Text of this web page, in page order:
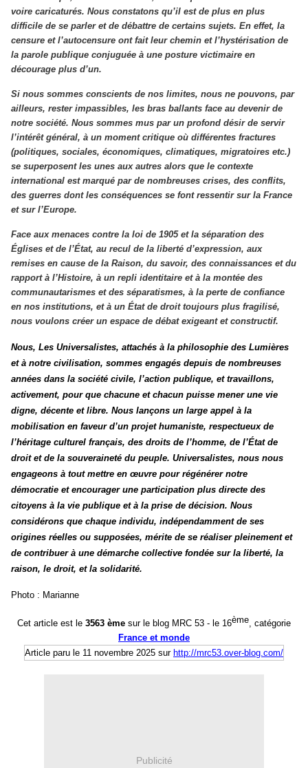
voire caricaturés. Nous constatons qu’il est de plus en plus
difficile de se parler et de débattre de certains sujets. En effet, la
censure et l’autocensure ont fait leur chemin et l’hystérisation de
la parole publique conjuguée à une posture victimaire en
décourage plus d’un.
Si nous sommes conscients de nos limites, nous ne pouvons, par
ailleurs, rester impassibles, les bras ballants face au devenir de
notre société. Nous sommes mus par un profond désir de servir
l’intérêt général, à un moment critique où différentes fractures
(politiques, sociales, économiques, climatiques, migratoires etc.)
se superposent les unes aux autres alors que le contexte
international est marqué par de nombreuses crises, des conflits,
des guerres dont les conséquences se font ressentir sur la France
et sur l’Europe.
Face aux menaces contre la loi de 1905 et la séparation des
Églises et de l’État, au recul de la liberté d’expression, aux
remises en cause de la Raison, du savoir, des connaissances et du
rapport à l’Histoire, à un repli identitaire et à la montée des
communautarismes et des séparatismes, à la perte de confiance
en nos institutions, et à un État de droit toujours plus fragilisé,
nous voulons créer un espace de débat exigeant et constructif.
Nous, Les Universalistes, attachés à la philosophie des Lumières
et à notre civilisation, sommes engagés depuis de nombreuses
années dans la société civile, l’action publique, et travaillons,
activement, pour que chacune et chacun puisse mener une vie
digne, décente et libre. Nous lançons un large appel à la
mobilisation en faveur d’un projet humaniste, respectueux de
l’héritage culturel français, des droits de l’homme, de l’État de
droit et de la souveraineté du peuple. Universalistes, nous nous
engageons à tout mettre en œuvre pour régénérer notre
démocratie et encourager une participation plus directe des
citoyens à la vie publique et à la prise de décision. Nous
considérons que chaque individu, indépendamment de ses
origines réelles ou supposées, mérite de se réaliser pleinement et
de contribuer à une démarche collective fondée sur la liberté, la
raison, le droit, et la solidarité.
Photo : Marianne
Cet article est le 3563 ème sur le blog MRC 53 - le 16ème, catégorie
France et monde
Article paru le 11 novembre 2025 sur http://mrc53.over-blog.com/
Publicité